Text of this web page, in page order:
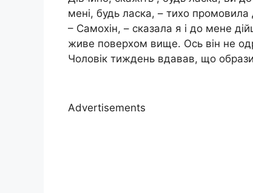
мені, будь ласка, – тихо
– Самохін, – сказала я і до мене
живе поверхом вище. Ось він не
Чоловік тиждень вдавав, що
Advertisements